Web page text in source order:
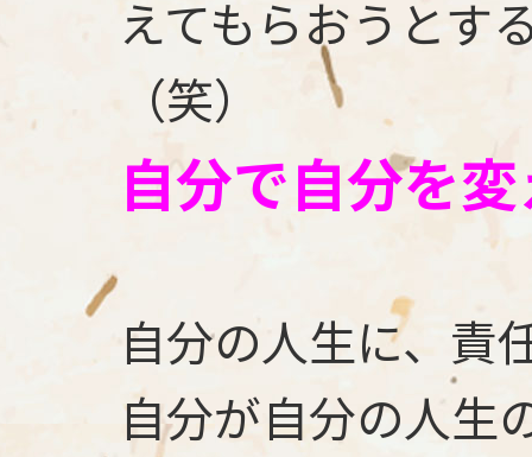
えてもらおうとす
（笑）
自分で自分を
自分の人生に、責
自分が自分の人生